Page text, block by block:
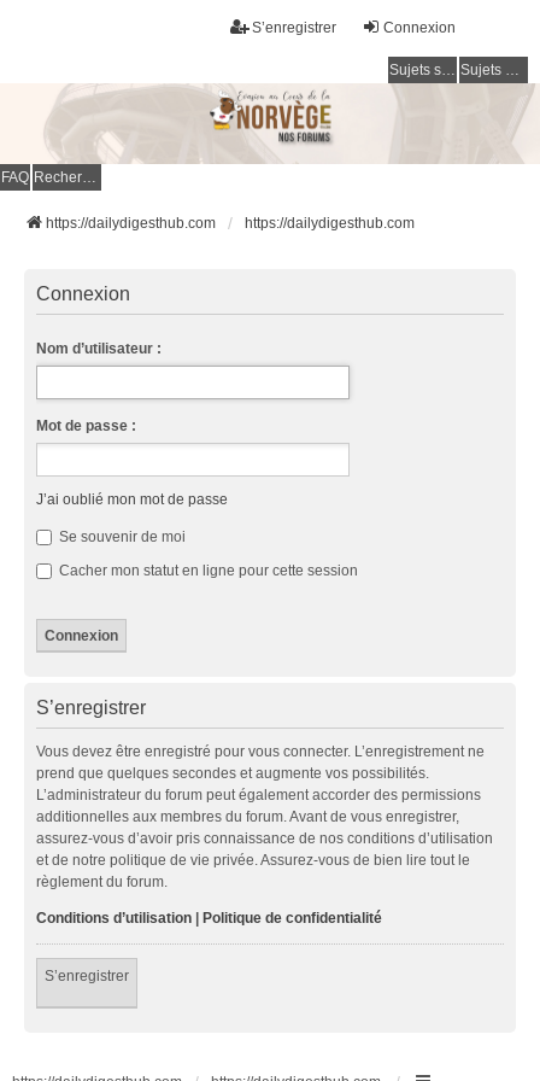
Connexion
S’enregistrer
Sujets sans réponse Sujets actifs
FAQ Rechercher
https://dailydigesthub.com https://dailydigesthub.com
Connexion
Nom d’utilisateur :
Mot de passe :
J’ai oublié mon mot de passe
Se souvenir de moi
Cacher mon statut en ligne pour cette session
S’enregistrer
Vous devez être enregistré pour vous connecter. L’enregistrement ne
prend que quelques secondes et augmente vos possibilités.
L’administrateur du forum peut également accorder des permissions
additionnelles aux membres du forum. Avant de vous enregistrer,
assurez-vous d’avoir pris connaissance de nos conditions d’utilisation
et de notre politique de vie privée. Assurez-vous de bien lire tout le
règlement du forum.
Conditions d’utilisation Politique de confidentialité
S’enregistrer